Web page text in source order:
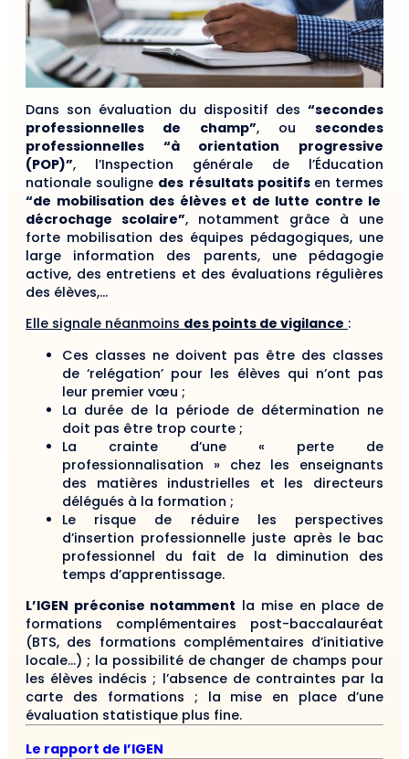
Dans son évaluation du dispositif des “secondes
professionnelles de champ”, ou secondes
professionnelles “à orientation progressive
(POP)”, l’Inspection générale de l’Éducation
nationale souligne des résultats positifs en termes
“de mobilisation des élèves et de lutte contre le
décrochage scolaire”, notamment grâce à une
forte mobilisation des équipes pédagogiques, une
large information des parents, une pédagogie
active, des entretiens et des évaluations régulières
des élèves,…
Elle signale néanmoins des points de vigilance :
Ces classes ne doivent pas être des classes
de ‘relégation’ pour les élèves qui n’ont pas
leur premier vœu ;
La durée de la période de détermination ne
doit pas être trop courte ;
La crainte d’une « perte de
professionnalisation » chez les enseignants
des matières industrielles et les directeurs
délégués à la formation ;
Le risque de réduire les perspectives
d’insertion professionnelle juste après le bac
professionnel du fait de la diminution des
temps d’apprentissage.
L’IGEN préconise notamment la mise en place de
formations complémentaires post-baccalauréat
(BTS, des formations complémentaires d’initiative
locale…) ; la possibilité de changer de champs pour
les élèves indécis ; l’absence de contraintes par la
carte des formations ; la mise en place d’une
évaluation statistique plus fine.
Le rapport de l’IGEN